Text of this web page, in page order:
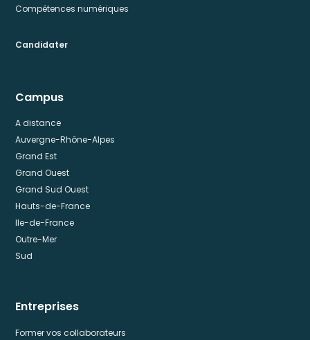
Compétences numériques
Candidater
Campus
A distance
Auvergne-Rhône-Alpes
Grand Est
Grand Ouest
Grand Sud Ouest
Hauts-de-France
Ile-de-France
Outre-Mer
Sud
Entreprises
Former vos collaborateurs